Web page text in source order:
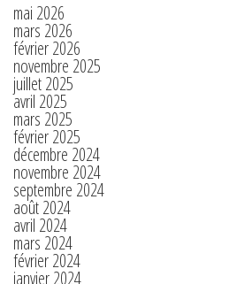
mai 2026
mars 2026
février 2026
novembre 2025
juillet 2025
avril 2025
mars 2025
février 2025
décembre 2024
novembre 2024
septembre 2024
août 2024
avril 2024
mars 2024
février 2024
janvier 2024